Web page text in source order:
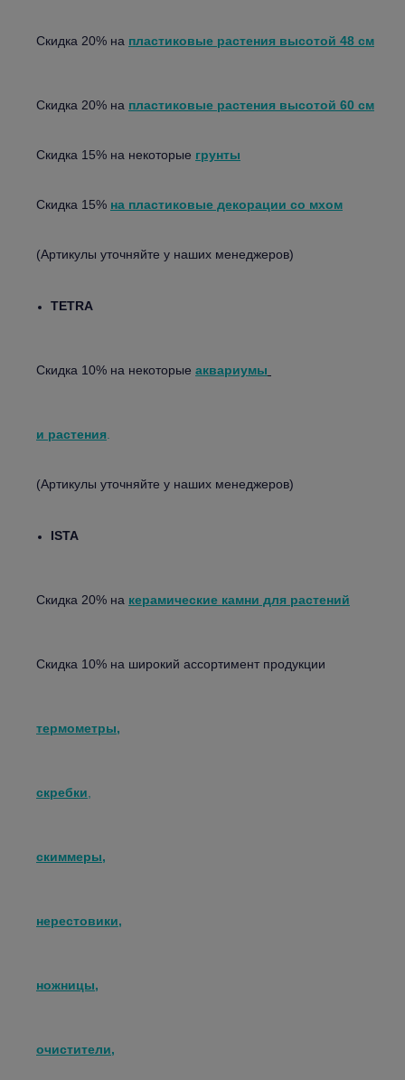
Скидка 20% на пластиковые растения высотой 48 см
Скидка 20% на пластиковые растения высотой 60 см
Скидка 15% на некоторые грунты
Скидка 15% на пластиковые декорации со мхом
(Артикулы уточняйте у наших менеджеров)
TETRA
Скидка 10% на некоторые аквариумы
и растения
(Артикулы уточняйте у наших менеджеров)
ISTA
Скидка 20% на керамические камни для растений
Скидка 10% на широкий ассортимент продукции
термометры,
скребки
скиммеры,
нерестовики,
ножницы,
очистители,